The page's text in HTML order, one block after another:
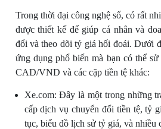
Trong thời đại công nghệ số, có rất
được thiết kế để giúp cá nhân và
đổi và theo dõi tỷ giá hối đoái. Dưới
ứng dụng phổ biến mà bạn có thể
CAD/VND và các cặp tiền tệ khác:
Xe.com: Đây là một trong những
cấp dịch vụ chuyển đổi tiền tệ, tỷ
tục, biểu đồ lịch sử tỷ giá, và nhiều